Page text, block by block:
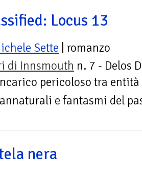
Locus 13
Sette | romanzo
di Innsmouth n. 7 - Delos
pericoloso tra entità
e fantasmi del
nera